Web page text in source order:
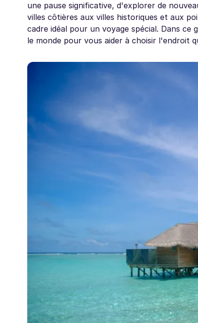
une pause significative, d'explorer de
villes côtières aux villes historiques et aux
cadre idéal pour un voyage spécial. Dans ce
le monde pour vous aider à choisir l'endroit